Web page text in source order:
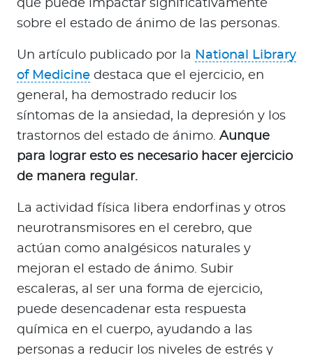
que puede impactar significativamente
sobre el estado de ánimo de las personas.
Un artículo publicado por la National Library
of Medicine destaca que el ejercicio, en
general, ha demostrado reducir los
síntomas de la ansiedad, la depresión y los
trastornos del estado de ánimo. Aunque
para lograr esto es necesario hacer ejercicio
de manera regular.
La actividad física libera endorfinas y otros
neurotransmisores en el cerebro, que
actúan como analgésicos naturales y
mejoran el estado de ánimo. Subir
escaleras, al ser una forma de ejercicio,
puede desencadenar esta respuesta
química en el cuerpo, ayudando a las
personas a reducir los niveles de estrés y